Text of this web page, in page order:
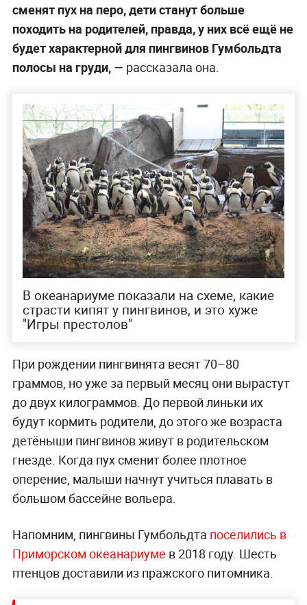
сменят пух на перо, дети станут больше
походить на родителей, правда, у них всё ещё не
будет характерной для пингвинов Гумбольдта
полосы на груди,― рассказала она.
В океанариуме показали на схеме, какие
страсти кипят у пингвинов, и это хуже
"Игры престолов"
При рождении пингвинята весят 70–80
граммов, но уже за первый месяц они вырастут
до двух килограммов. До первой линьки их
будут кормить родители, до этого же возраста
детёныши пингвинов живут в родительском
гнезде. Когда пух сменит более плотное
оперение, малыши начнут учиться плавать в
большом бассейне вольера.
Напомним, пингвины Гумбольдта поселились в
Приморском океанариуме в 2018 году. Шесть
птенцов доставили из пражского питомника.